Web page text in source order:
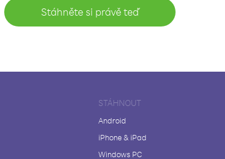
Stáhněte si právě teď
STÁHNOUT
Android
iPhone & iPad
Windows PC